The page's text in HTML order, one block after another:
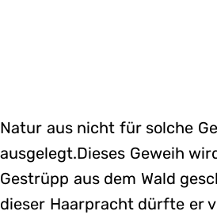
Natur aus nicht für solche
ausgelegt.Dieses Geweih
Gestrüpp aus dem Wald
dieser Haarpracht dürfte er